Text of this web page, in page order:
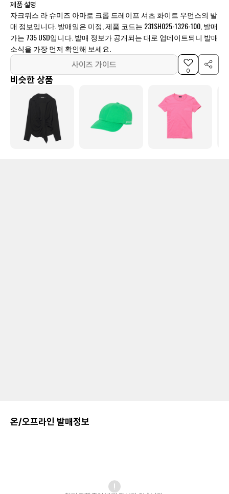
제품 설명
자크뮈스 라 슈미즈 아마로 크롭 드레이프 셔츠 화이트 우먼스의 발
매 정보입니다. 발매일은 미정, 제품 코드는 231SH025-1326-100, 발매
가는 735 USD입니다. 발매 정보가 공개되는 대로 업데이트되니 발매
소식을 가장 먼저 확인해 보세요.
사이즈 가이드
0
비슷한 상품
온/오프라인 발매정보